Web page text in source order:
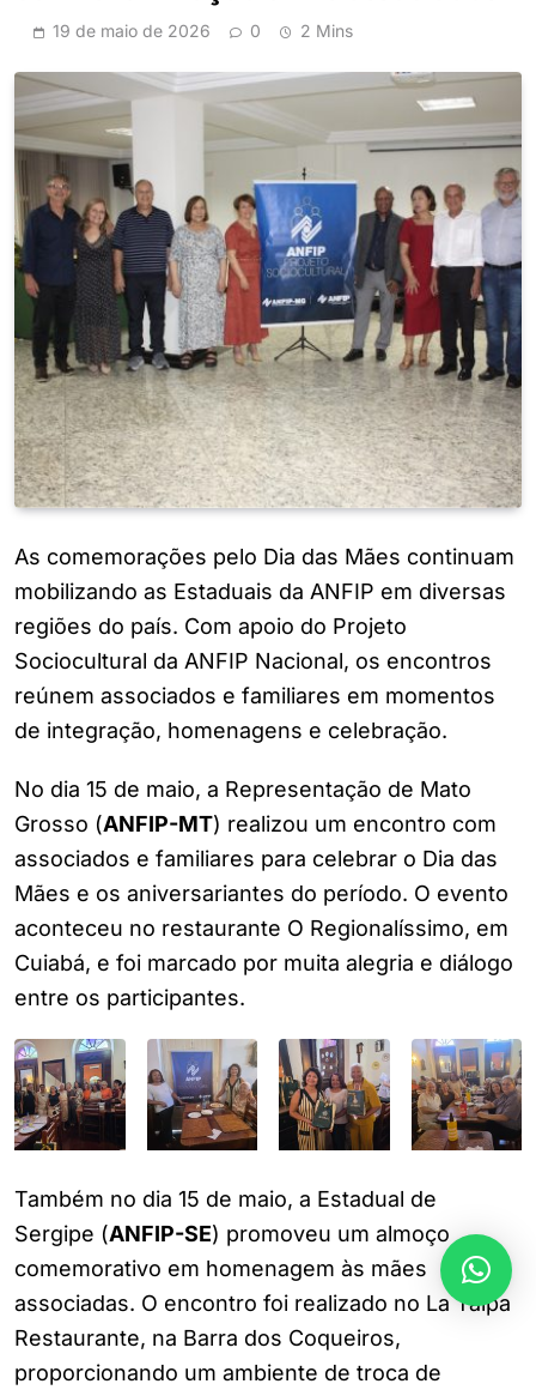
19 de maio de 2026 0 2 Mins
As comemorações pelo Dia das Mães continuam
mobilizando as Estaduais da ANFIP em diversas
regiões do país. Com apoio do Projeto
Sociocultural da ANFIP Nacional, os encontros
reúnem associados e familiares em momentos
de integração, homenagens e celebração.
No dia 15 de maio, a Representação de Mato
Grosso (ANFIP-MT) realizou um encontro com
associados e familiares para celebrar o Dia das
Mães e os aniversariantes do período. O evento
aconteceu no restaurante O Regionalíssimo, em
Cuiabá, e foi marcado por muita alegria e diálogo
entre os participantes.
Também no dia 15 de maio, a Estadual de
Sergipe (ANFIP-SE) promoveu um almoço
comemorativo em homenagem às mães
associadas. O encontro foi realizado no La Taipa
Restaurante, na Barra dos Coqueiros,
proporcionando um ambiente de troca de